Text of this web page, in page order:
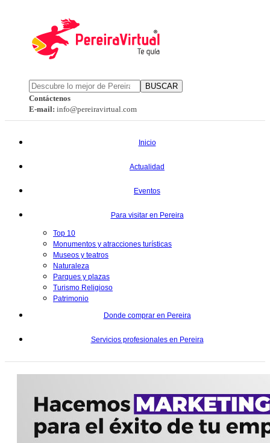
BUSCAR
Contáctenos
E-mail: info@pereiravirtual.com
Inicio
Actualidad
Eventos
Para visitar en Pereira
Top 10
Monumentos y atracciones turísticas
Museos y teatros
Naturaleza
Parques y plazas
Turismo Religioso
Patrimonio
Donde comprar en Pereira
Servicios profesionales en Pereira